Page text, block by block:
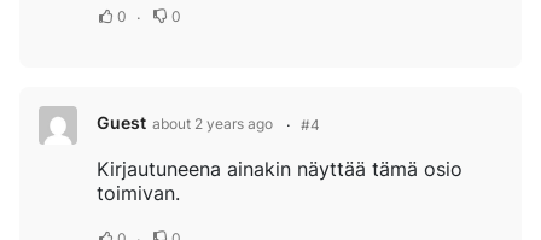
0 0
Guest about 2 years ago #4
Kirjautuneena ainakin näyttää tämä osio
toimivan.